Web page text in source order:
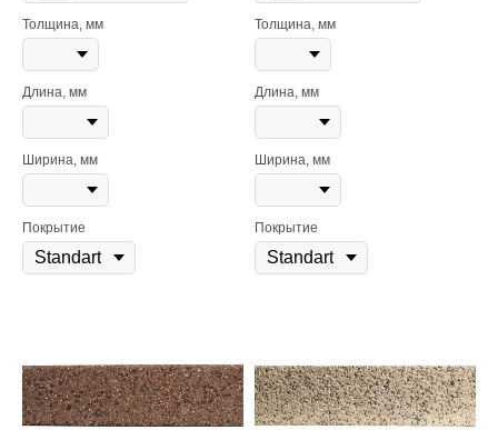
Толщина, мм
Длина, мм
Ширина, мм
Покрытие
Толщина, мм
Длина, мм
Ширина, мм
Покрытие